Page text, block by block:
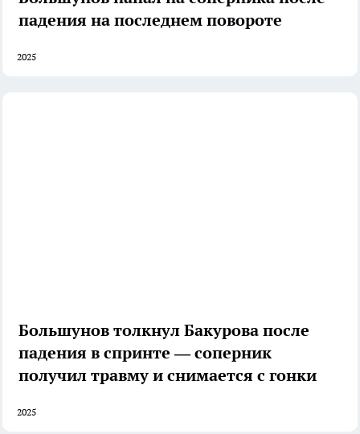
падения на последнем повороте
2025
Большунов толкнул Бакурова после
падения в спринте — соперник
получил травму и снимается с гонки
2025